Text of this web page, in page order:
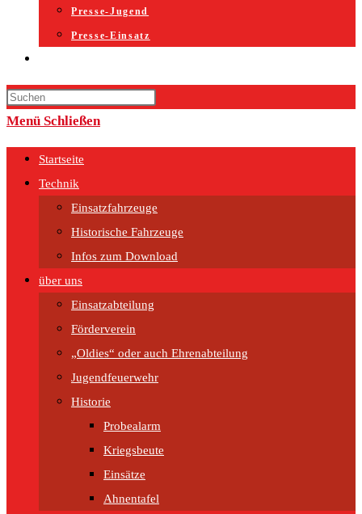
Presse-Jugend
Presse-Einsatz
Suche
umschalten
Menü Schließen
Startseite
Technik
Einsatzfahrzeuge
Historische Fahrzeuge
Infos zum Download
über uns
Einsatzabteilung
Förderverein
„Oldies“ oder auch Ehrenabteilung
Jugendfeuerwehr
Historie
Probealarm
Kriegsbeute
Einsätze
Ahnentafel